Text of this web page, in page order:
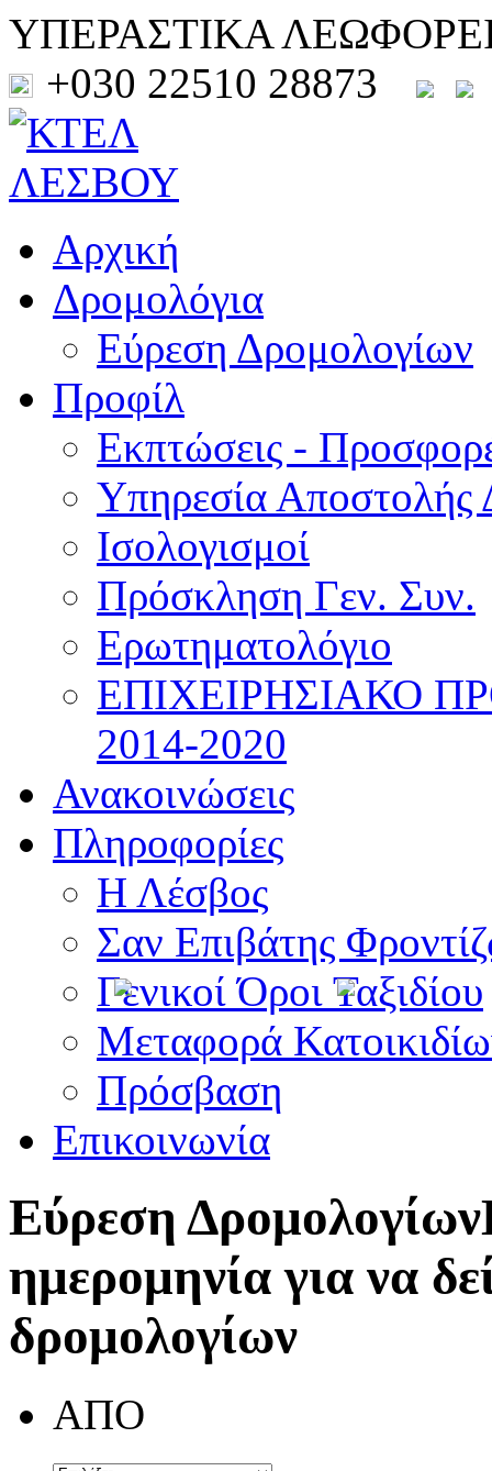
ΥΠΕΡΑΣΤΙΚΑ
+030 22510 28873
Αρχική
Δρομολόγια
Εύρεση Δρομολογίων
Προφίλ
Εκπτώσεις -
Υπηρεσία Αποστολής
Ισολογισμοί
Πρόσκληση Γεν. Συν.
Ερωτηματολόγιο
ΕΠΙΧΕΙΡΗΣΙΑΚΟ
2014-2020
Ανακοινώσεις
Πληροφορίες
Η Λέσβος
Σαν Επιβάτης
Γενικοί Όροι Ταξιδίου
Μεταφορά
Πρόσβαση
Επικοινωνία
Εύρεση Δρομολογίων
ημερομηνία για να
δρομολογίων
ΑΠΟ